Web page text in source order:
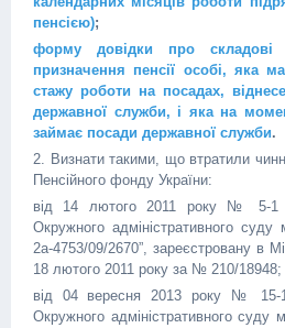
пенсією);
форму довідки про складові
призначення пенсії особі, яка
стажу роботи на посадах,
державної служби, і яка на
займає посади державної служби.
2. Визнати такими, що втратили
Пенсійного фонду України:
від 14 лютого 2011 року № 5-1
Окружного адміністративного
2а-4753/09/2670”, зареєстровану в
18 лютого 2011 року за № 210/18948;
від 04 вересня 2013 року № 15-1
Окружного адміністративного